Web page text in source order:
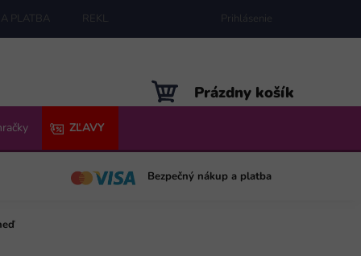
PLATBA REKLAMÁCIE MAPA SERVERU
Prihlásenie
NÁKUPNÝ
KOŠÍK
Prázdny košík
ZĽAVY
Bezpečný nákup a platba